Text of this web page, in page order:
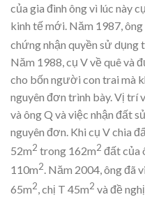
của gia đình ông vì lúc này
kinh tế mới. Năm 1987,
chứng nhận quyền sử dụng
Năm 1988, cụ V về quê và
cho bốn người con trai mà
nguyên đơn trình bày. Vị trí
và ông Q và việc nhận đất
nguyên đơn. Khi cụ V chia
52m2 trong 162m2 đất của
110m2. Năm 2004, ông đã
65m2, chị T 45m2 và đề